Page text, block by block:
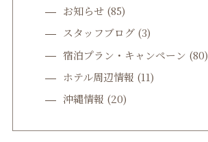
お知らせ(85)
スタッフブログ(3)
宿泊プラン・キャンペーン (80)
ホテル周辺情報 (11)
沖縄情報 (20)